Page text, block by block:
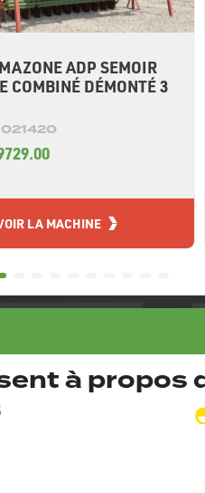
ADP SEMOIR
COMBINÉ DÉMONTÉ 3
LA MACHINE
à propos